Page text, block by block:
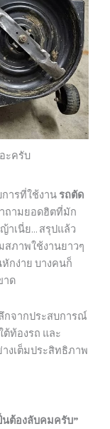
ะครับ
ารที่ใช้งาน รถตัด
ถามยอดฮิตที่มัก
าเนี่ย… สรุปแล้ว
ภาพใช้งานยาวๆ
กง่าย บางคนก็
าด
กจากประสบการณ์
ต้ท้องรถ และ
งเต็มประสิทธิภาพ
นต้องลับคมครับ”